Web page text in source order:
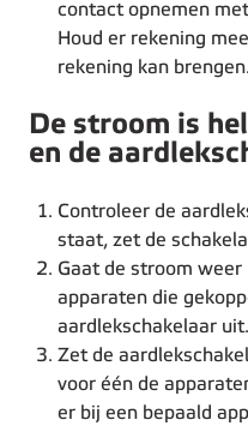
contact opnemen
Houd er rekening
rekening kan brengen.
De stroom is
en de
Controleer de
staat, zet de
Gaat de stroom weer
apparaten die
aardlekschakelaar uit.
Zet de
voor één de
er bij een bepaald